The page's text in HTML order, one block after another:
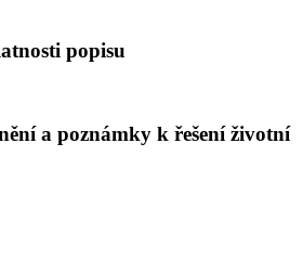
popisu
a poznámky k řešení životní